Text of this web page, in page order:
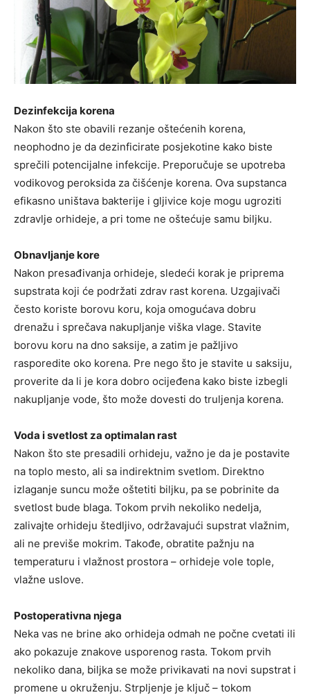
Dezinfekcija korena
Nakon što ste obavili rezanje oštećenih korena,
neophodno je da dezinficirate posjekotine kako biste
sprečili potencijalne infekcije. Preporučuje se upotreba
vodikovog peroksida za čišćenje korena. Ova supstanca
efikasno uništava bakterije i gljivice koje mogu ugroziti
zdravlje orhideje, a pri tome ne oštećuje samu biljku.
Obnavljanje kore
Nakon presađivanja orhideje, sledeći korak je priprema
supstrata koji će podržati zdrav rast korena. Uzgajivači
često koriste borovu koru, koja omogućava dobru
drenažu i sprečava nakupljanje viška vlage. Stavite
borovu koru na dno saksije, a zatim je pažljivo
rasporedite oko korena. Pre nego što je stavite u saksiju,
proverite da li je kora dobro ocijeđena kako biste izbegli
nakupljanje vode, što može dovesti do truljenja korena.
Voda i svetlost za optimalan rast
Nakon što ste presadili orhideju, važno je da je postavite
na toplo mesto, ali sa indirektnim svetlom. Direktno
izlaganje suncu može oštetiti biljku, pa se pobrinite da
svetlost bude blaga. Tokom prvih nekoliko nedelja,
zalivajte orhideju štedljivo, održavajući supstrat vlažnim,
ali ne previše mokrim. Takođe, obratite pažnju na
temperaturu i vlažnost prostora – orhideje vole tople,
vlažne uslove.
Postoperativna njega
Neka vas ne brine ako orhideja odmah ne počne cvetati ili
ako pokazuje znakove usporenog rasta. Tokom prvih
nekoliko dana, biljka se može privikavati na novi supstrat i
promene u okruženju. Strpljenje je ključ – tokom